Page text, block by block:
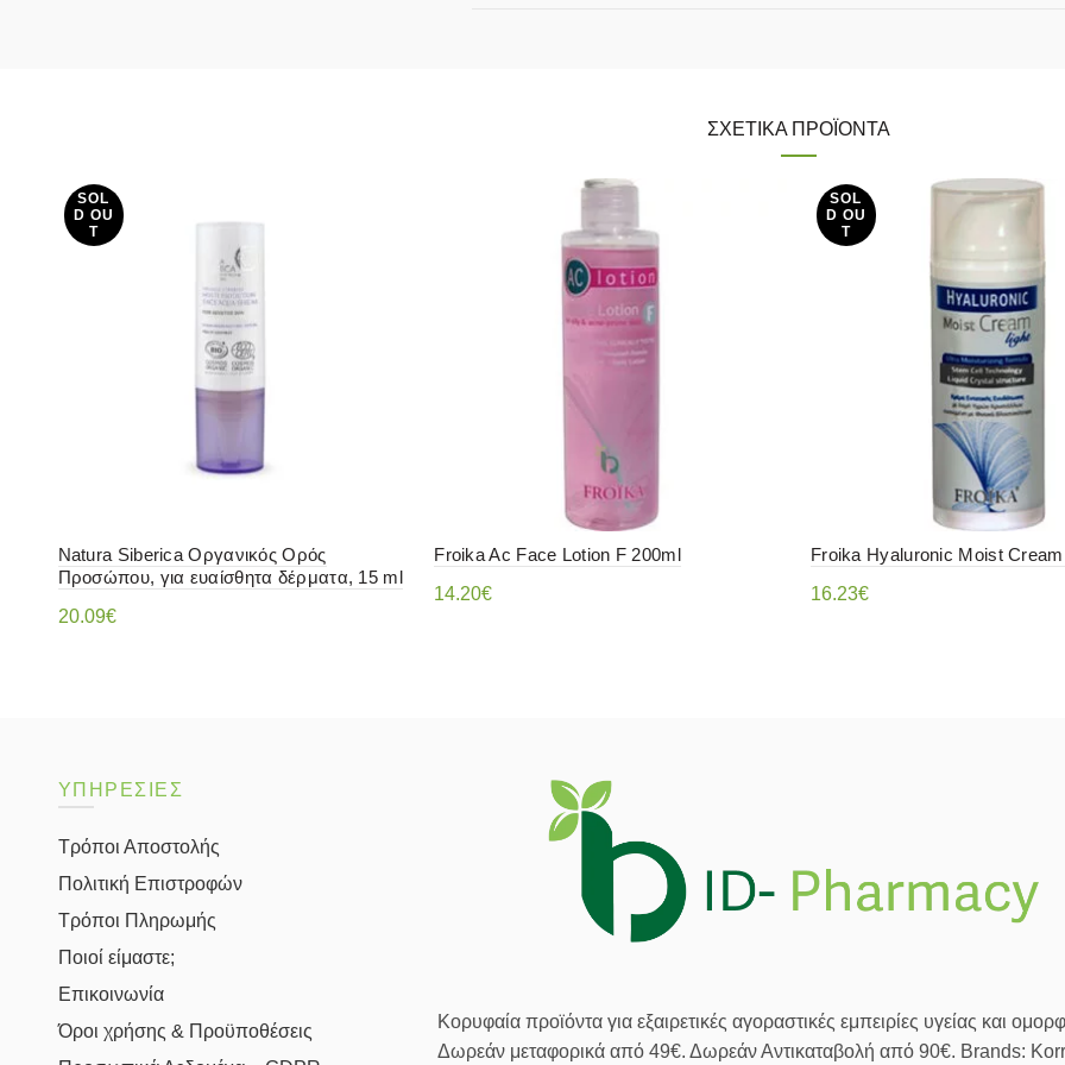
ΣΧΕΤΙΚΆ ΠΡΟΪΌΝΤΑ
SOL
D OU
T
Natura Siberica Οργανικός Ορός
Προσώπου, για ευαίσθητα δέρματα, 15 ml
20.09€
Froika Ac Face Lotion F 200ml
14.20€
SOL
D OU
T
Froika Hyaluronic Moist
16.23€
ΥΠΗΡΕΣΙΕΣ
Τρόποι Αποστολής
Πολιτική Επιστροφών
Τρόποι Πληρωμής
Ποιοί είμαστε;
Επικοινωνία
Όροι χρήσης & Προϋποθέσεις
Κορυφαία προϊόντα για εξαιρετικές αγοραστικές εμπειρίες υγείας και
Δωρεάν μεταφορικά από 49€. Δωρεάν Αντικαταβολή από 90€. Brands: